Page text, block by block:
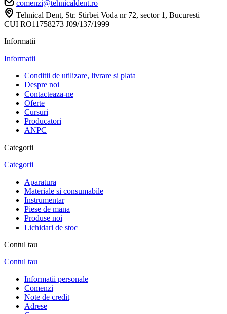
comenzi@tehnicaldent.ro
Tehnical Dent, Str. Stirbei Voda nr 72, sector 1, Bucuresti
CUI RO11758273 J09/137/1999
Informatii
Informatii
Conditii de utilizare, livrare si plata
Despre noi
Contacteaza-ne
Oferte
Cursuri
Producatori
ANPC
Categorii
Categorii
Aparatura
Materiale si consumabile
Instrumentar
Piese de mana
Produse noi
Lichidari de stoc
Contul tau
Contul tau
Informatii personale
Comenzi
Note de credit
Adrese